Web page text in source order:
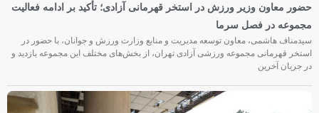
حضور معاون وزیر ورزش در استخر قهرمانی آزادی؛ تأکید بر ادامه فعالیت
مجموعه در فصل سرما
سیدمناف هاشمی، معاون توسعه مدیریت و منابع وزارت ورزش و جوانان، با حضور در
استخر قهرمانی مجموعه ورزشی آزادی تهران، از بخش‌های مختلف این مجموعه بازدید و
در جریان آخرین